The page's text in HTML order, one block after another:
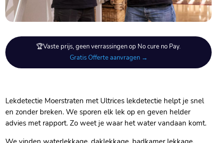
🏆Vaste prijs, geen verrassingen op No cure no Pay.
Gratis Offerte aanvragen →
Lekdetectie Moerstraten met Ultrices lekdetectie helpt je snel
en zonder breken.​ We sporen elk lek op en geven helder
advies met rapport.​ Zo weet je waar het water vandaan komt.​